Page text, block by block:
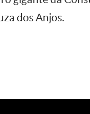
dos Anjos.